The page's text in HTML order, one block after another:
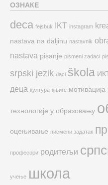
ОЗНАКЕ
deca fejsbuk IKT instagram
nastava na daljinu nastavnik
nastava pisanje pismeni zadaci
srpski jezik đaci škola
деца култура књиге мотивација
технологије у образовању
оцењивање писмени задатак
професори родитељи
учење школа